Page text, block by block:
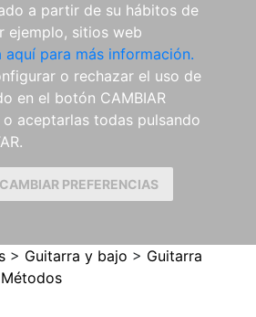
a partir de su hábitos de
ejemplo, sitios web
aquí para más información.
o rechazar el uso de
en el botón CAMBIAR
o aceptarlas todas pulsando
CAMBIAR PREFERENCIAS
> Guitarra y bajo > Guitarra
Métodos